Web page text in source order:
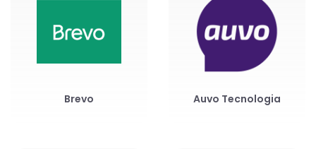
Brevo Auvo Tecnologia